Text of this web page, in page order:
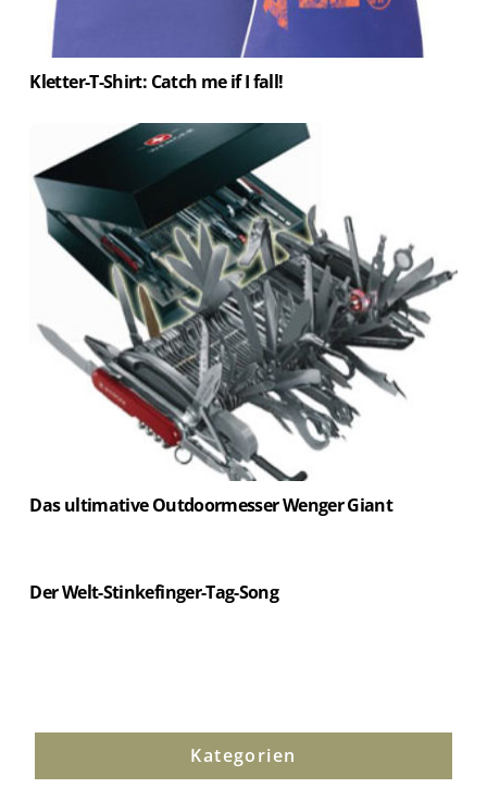
Kletter-T-Shirt: Catch me if I fall!
Das ultimative Outdoormesser Wenger Giant
Der Welt-Stinkefinger-Tag-Song
Kategorien